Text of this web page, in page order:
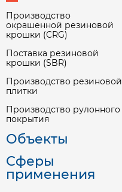
Производство
окрашенной резиновой
крошки (CRG)
Поставка резиновой
крошки (SBR)
Производство резиновой
плитки
Производство рулонного
покрытия
Объекты
Сферы
применения